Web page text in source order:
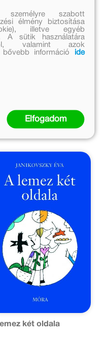
zuhé
Éva
Kosárba
két oldala
személyre szabott
élmény biztosítása
illetve egyéb
A sütik használatára
valamint azok
bővebb információ
ide
Elfogadom